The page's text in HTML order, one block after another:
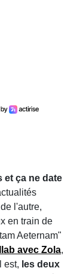
et ça ne date
l'autre,
en train de
Aeternam"
avec Zola,
est, les deux